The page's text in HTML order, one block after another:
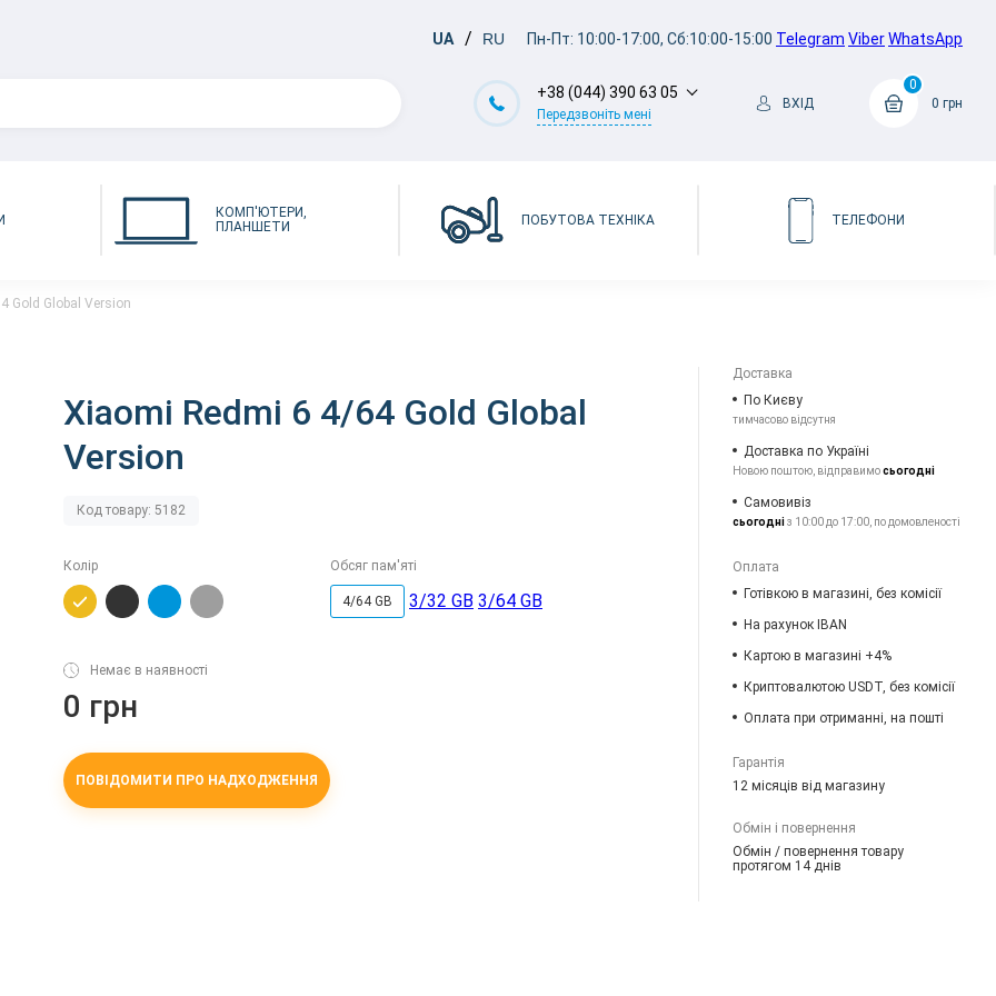
UA RU Пн-Пт: 10:00-17:00, Сб:10:00-15:00 Telegram ViberWhatsApp
+38 (044) 390 63 05
Передзвоніть мені
ВХІД
0
0 грн
КОМП'ЮТЕРИ,
ПЛАНШЕТИ
ПОБУТОВА ТЕХНІКА ТЕЛЕФОНИ
Gold Global Version
Xiaomi Redmi 6 4/64 Gold Global
Version
Код товару: 5182
Колір Обсяг пам'яті
4/64 GB 3/32 GB 3/64 GB
Немає в наявності
0 грн
ПОВІДОМИТИ ПРО НАДХОДЖЕННЯ
Доставка
По Києву
тимчасово відсутня
Доставка по Україні
Новою поштою, відправимосьогодні
Самовивіз
сьогодніз 10:00 до 17:00, по домовленості
Оплата
Готівкою в магазині, без комісії
На рахунок IBAN
Картою в магазині +4%
Криптовалютою USDT, без комісії
Оплата при отриманні, на пошті
Гарантія
12 місяців від магазину
Обмін і повернення
Обмін / повернення товару
протягом 14 днів